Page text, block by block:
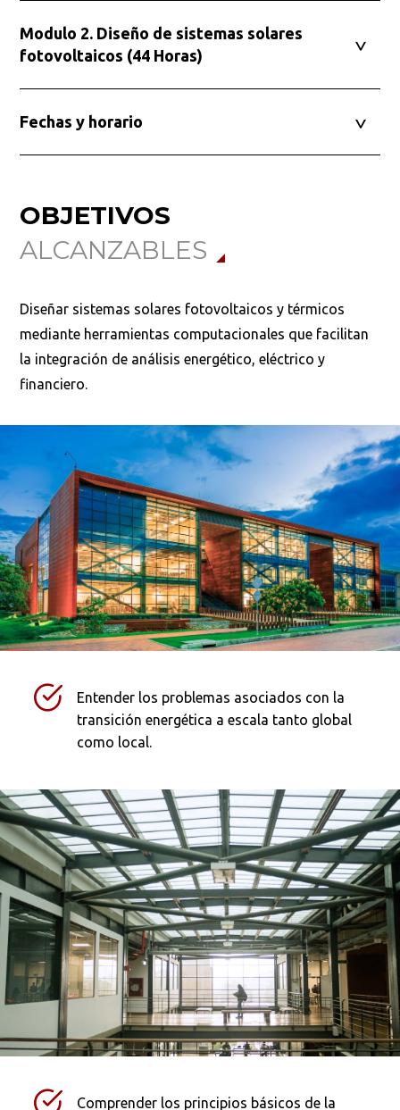
Modulo 2. Diseño de sistemas solares
fotovoltaicos (44 Horas)
Fechas y horario
OBJETIVOS
ALCANZABLES
Diseñar sistemas solares fotovoltaicos y térmicos
mediante herramientas computacionales que facilitan
la integración de análisis energético, eléctrico y
financiero.
Entender los problemas asociados con la
transición energética a escala tanto global
como local.
Comprender los principios básicos de la
Busca en la escuela
¿Qué buscas?